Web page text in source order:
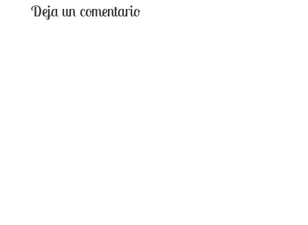
Deja un comentario